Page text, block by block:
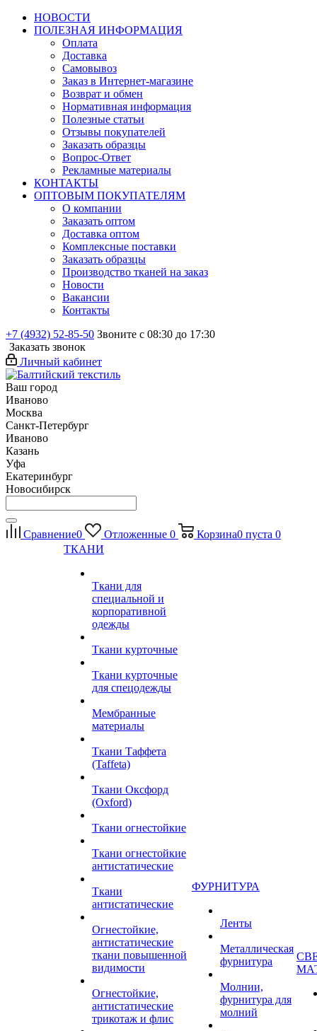
НОВОСТИ
ПОЛЕЗНАЯ ИНФОРМАЦИЯ
Оплата
Доставка
Самовывоз
Заказ в Интернет-магазине
Возврат и обмен
Нормативная информация
Полезные статьи
Отзывы покупателей
Заказать образцы
Вопрос-Ответ
Рекламные материалы
КОНТАКТЫ
ОПТОВЫМ ПОКУПАТЕЛЯМ
О компании
Заказать оптом
Доставка оптом
Комплексные поставки
Заказать образцы
Производство тканей на заказ
Новости
Вакансии
Контакты
+7 (4932) 52-85-50 Звоните с 08:30 до 17:30
Заказать звонок
Личный кабинет
Ваш город
Иваново
Москва
Санкт-Петербург
Иваново
Казань
Уфа
Екатеринбург
Новосибирск
Сравнение0 Отложенные 0 Корзина0 пуста 0
ТКАНИ
Ткани для
специальной и
корпоративной
одежды
Ткани курточные
Ткани курточные
для спецодежды
Мембранные
материалы
Ткани Таффета
(Taffeta)
Ткани Оксфорд
(Oxford)
Ткани огнестойкие
Ткани огнестойкие
антистатические
Ткани
антистатические
Огнестойкие,
антистатические
ткани повышенной
видимости
Огнестойкие,
антистатические
трикотаж и флис
ФУРНИТУРА
Ленты
Металлическая
фурнитура
Молнии,
фурнитура для
молний